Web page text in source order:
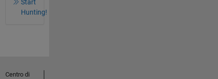
Start
Hunting!
Centro di